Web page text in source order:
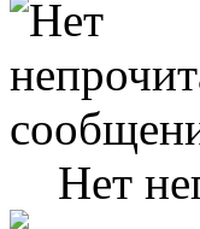
Нет